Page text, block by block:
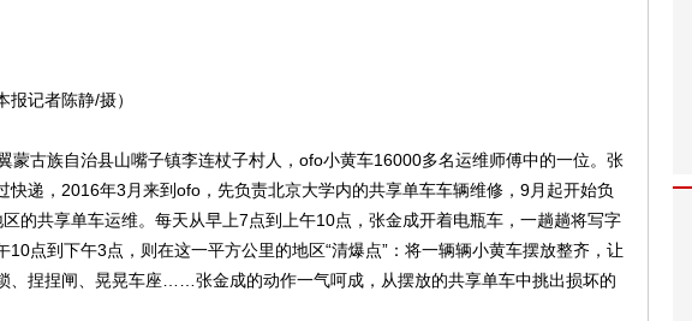
报记者陈静/摄）
蒙古族自治县山嘴子镇李连杖子村人，ofo小黄车16000多名运维师傅中的一位。张
快递，2016年3月来到ofo，先负责北京大学内的共享单车车辆维修，9月起开始负
的共享单车运维。每天从早上7点到上午10点，张金成开着电瓶车，一趟趟将写字
点到下午3点，则在这一平方公里的地区“清爆点”：将一辆辆小黄车摆放整齐，让
、捏捏闸、晃晃车座……张金成的动作一气呵成，从摆放的共享单车中挑出损坏的